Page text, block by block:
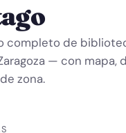
completo de
— con mapa,
zona.